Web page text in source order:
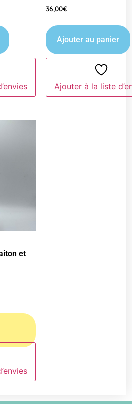
36,00€
Ajouter au panier
Ajouter à la liste
et